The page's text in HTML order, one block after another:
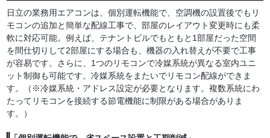
日立の業務用エアコンは、個別運転機能で、空調機の設置後でもリ
モコンの追加と簡単な配線工事で、部屋のレイアウト変更時にも柔
軟に対応可能。例えば、テナントビルでもともと1部屋だった空間
を間仕切りして2部屋にする場合も、機器の入れ替えが不要で工事
が容易です。さらに、1つのリモコンで冷媒系統が異なる室内ユニ
ット制御も可能です。冷媒系統をまたいでリモコン配線ができま
す。（※冷媒系統・アドレス設定が必要となります。複数系統にわ
たってリモコンを接続する節電機能に制限がある場合がありま
す。）